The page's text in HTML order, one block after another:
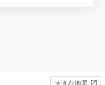
大きな地図